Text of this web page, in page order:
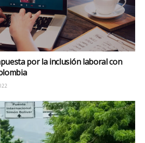
por la inclusión laboral con